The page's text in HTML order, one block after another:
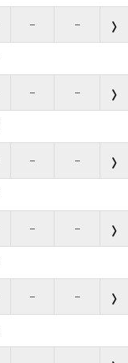
– –
– –
– –
– –
– –